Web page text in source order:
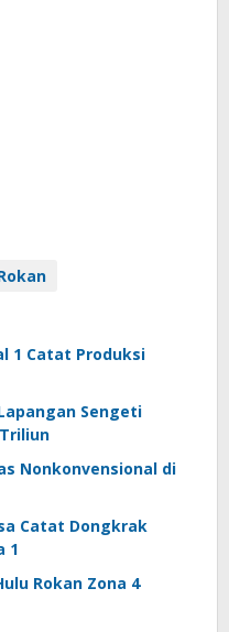
1 Catat Produksi
Sengeti
Nonkonvensional di
Catat Dongkrak
1
Rokan Zona 4